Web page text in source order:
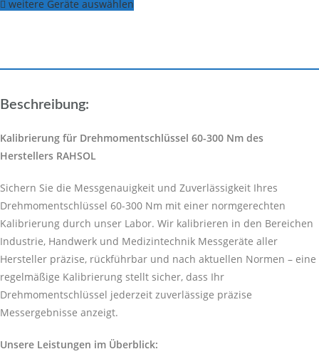
weitere Geräte auswählen
Beschreibung:
Kalibrierung für Drehmomentschlüssel 60-300 Nm des
Herstellers RAHSOL
Sichern Sie die Messgenauigkeit und Zuverlässigkeit Ihres
Drehmomentschlüssel 60-300 Nm mit einer normgerechten
Kalibrierung durch unser Labor. Wir kalibrieren in den Bereichen
Industrie, Handwerk und Medizintechnik Messgeräte aller
Hersteller präzise, rückführbar und nach aktuellen Normen – eine
regelmäßige Kalibrierung stellt sicher, dass Ihr
Drehmomentschlüssel jederzeit zuverlässige präzise
Messergebnisse anzeigt.
Unsere Leistungen im Überblick: